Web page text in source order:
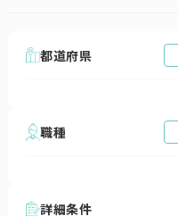
都道府県
職種
詳細条件